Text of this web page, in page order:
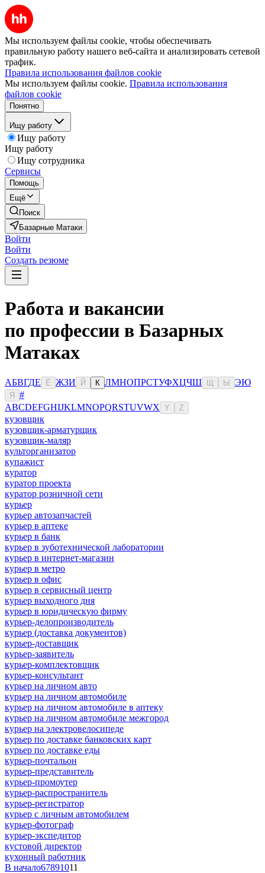
Мы используем файлы cookie, чтобы обеспечивать
правильную работу нашего веб-сайта и анализировать сетевой
трафик.
Правила использования файлов cookie
Мы используем файлы cookie. Правила использования
файлов cookie
Понятно
Ищу работу
Ищу работу
Ищу работу
Ищу сотрудника
Сервисы
Помощь
Ещё
Поиск
Базарные Матаки
Войти
Войти
Создать резюме
Работа и вакансии
по профессии в Базарных
Матаках
АБВГДЕ Ё ЖЗИ Й К ЛМНОПРСТУФХЦЧШ Ы ЭЮ
Я
#
ABCDEFGHIJKLMNOPQRSTUVWX Y Z
кузовщик
кузовщик-арматурщик
кузовщик-маляр
культорганизатор
купажист
куратор
куратор проекта
куратор розничной сети
курьер
курьер автозапчастей
курьер в аптеке
курьер в банк
курьер в зуботехнической лаборатории
курьер в интернет-магазин
курьер в метро
курьер в офис
курьер в сервисный центр
курьер выходного дня
курьер в юридическую фирму
курьер-делопроизводитель
курьер (доставка документов)
курьер-доставщик
курьер-заявитель
курьер-комплектовщик
курьер-консультант
курьер на личном авто
курьер на личном автомобиле
курьер на личном автомобиле в аптеку
курьер на личном автомобиле межгород
курьер на электровелосипеде
курьер по доставке банковских карт
курьер по доставке еды
курьер-почтальон
курьер-представитель
курьер-промоутер
курьер-распространитель
курьер-регистратор
курьер с личным автомобилем
курьер-фотограф
курьер-экспедитор
кустовой директор
кухонный работник
В начало67891011